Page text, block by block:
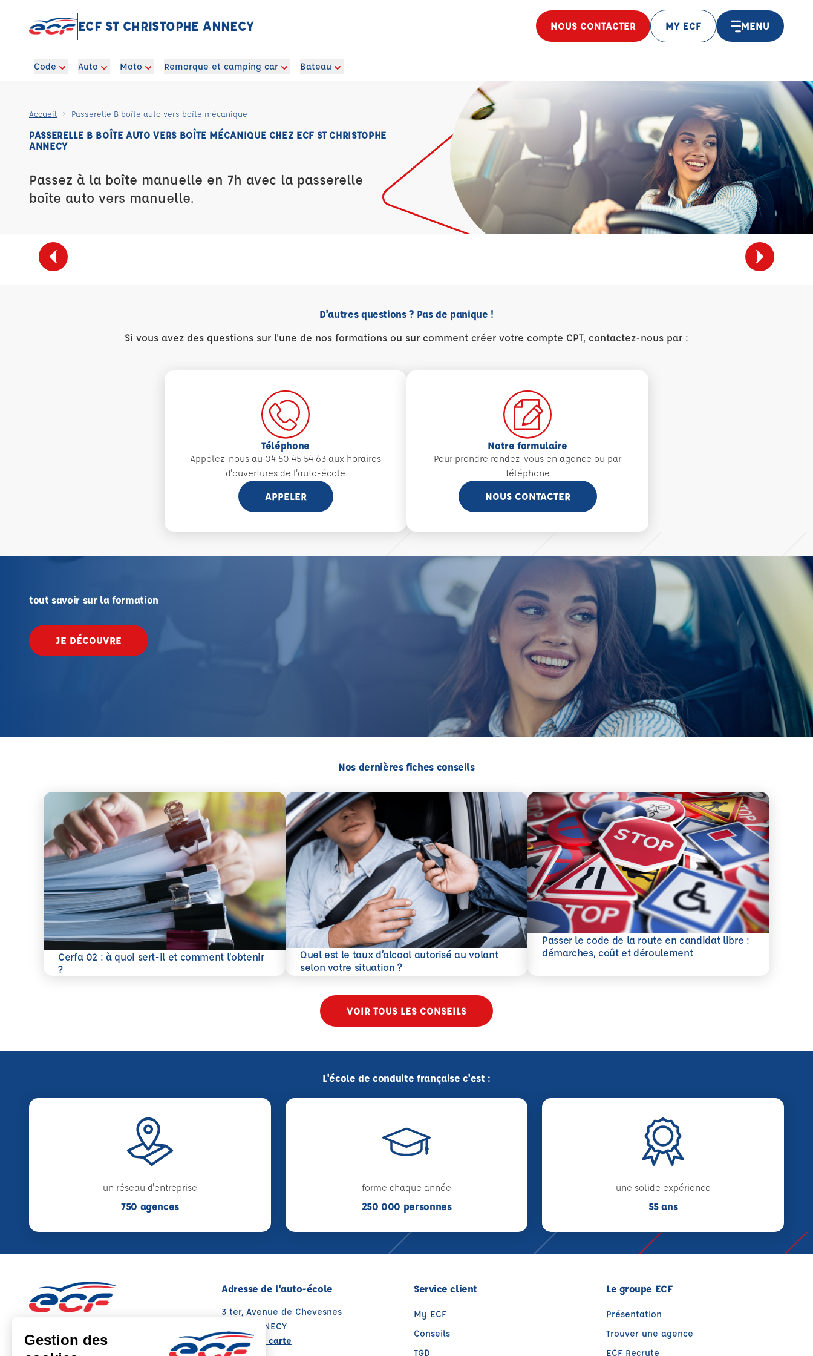
ECF ST CHRISTOPHE ANNECY NOUS CONTACTER MY ECF MENU
Code Auto Moto Remorque et camping car Bateau
Accueil Passerelle B boîte auto vers boîte mécanique
PASSERELLE B BOÎTE AUTO VERS BOÎTE MÉCANIQUE CHEZ ECF ST CHRISTOPHE
ANNECY
Passez à la boîte manuelle en 7h avec la passerelle
boîte auto vers manuelle.
D'autres questions ? Pas de panique !
Si vous avez des questions sur l'une de nos formations ou sur comment créer votre compte CPT, contactez-nous par :
Téléphone
Appelez-nous au 04 50 45 54 63 aux horaires
d'ouvertures de l'auto-école
APPELER
Notre formulaire
Pour prendre rendez-vous en agence ou par
téléphone
NOUS CONTACTER
tout savoir sur la formation
JE DÉCOUVRE
Nos dernières fiches conseils
Cerfa 02 : à quoi sert-il et comment l’obtenir
?
En savoir plus
Quel est le taux d’alcool autorisé au volant
selon votre situation ?
En savoir plus
Passer le code de la route en candidat libre :
démarches, coût et déroulement
En savoir plus
VOIR TOUS LES CONSEILS
L'école de conduite française c'est :
un réseau d'entreprise
750 agences
forme chaque année
250 000 personnes
une solide expérience
55 ans
Note : 4.4/5
Adresse de l'auto-école
3 ter, Avenue de Chevesnes
74000 ANNECY
Voir sur la carte
Service client
My ECF
Conseils
TGD
Le groupe ECF
Présentation
Trouver une agence
ECF Recrute